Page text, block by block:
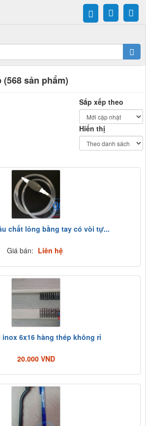
sản phẩm)
Sắp xếp theo
Hiển thị
chất lỏng bằng tay có vòi tự...
Giá bán: Liên hệ
inox 6x16 hàng thép không rỉ
20.000 VND